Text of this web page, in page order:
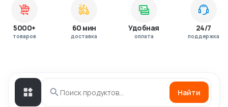
5000+
товаров
60 мин
доставка
Удобная
оплата
24/7
поддержка
Найти